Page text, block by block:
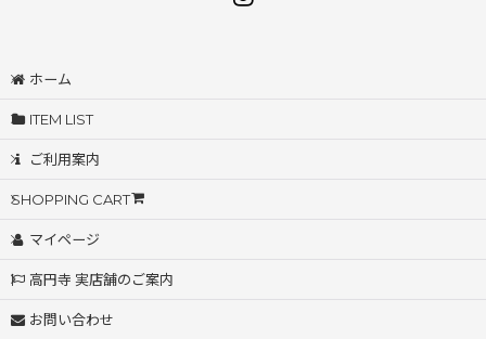
ホーム
ITEM LIST
ご利用案内
SHOPPING CART
マイページ
高円寺 実店舗のご案内
お問い合わせ